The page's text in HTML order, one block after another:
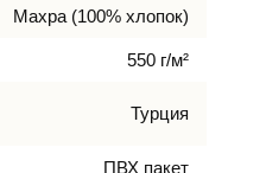
Махра (100% хлопок)
550 г/м²
Турция
ПВХ пакет